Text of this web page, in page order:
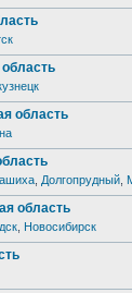
область
Долгопрудный
область
Новосибирск